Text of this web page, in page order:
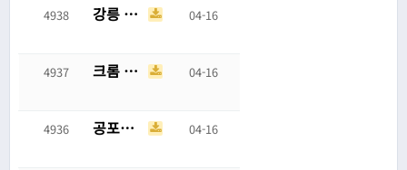
4938 강릉 2박3일 수학여행 비용이 60만원인 이유 04-16
4937 크롬 확장 프로그램으로 HWP 편집 및 뷰어 출시 04-16
4936 공포스팟이던 곤지암 정신병원이 완벽히 퇴마된 이유 04-16